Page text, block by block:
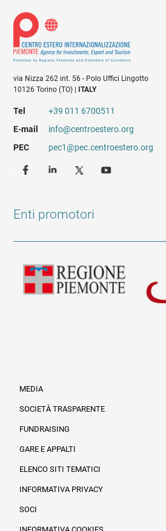
via Nizza 262 int. 56 - Polo Uffici Lingotto
10126 Torino (TO) |
ITALY
Tel
+39 011 6700511
E-mail
info@centroestero.org
PEC
pec1@pec.centroestero.org
Enti promotori
MEDIA
SOCIETÀ TRASPARENTE
FUNDRAISING
GARE E APPALTI
ELENCO SITI TEMATICI
INFORMATIVA PRIVACY
SOCI